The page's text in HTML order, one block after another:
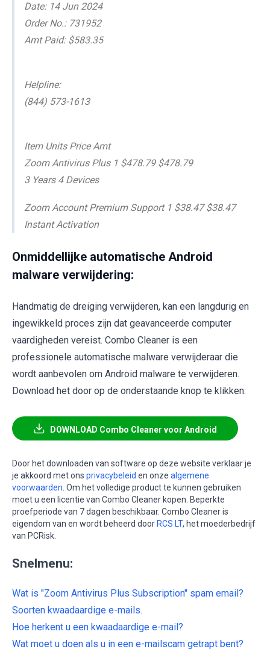
Date: 14 Jun 2024
Order No.: 731952
Amt Paid: $583.35
Helpline:
(844) 573-1613
Item Units Price Amt
Zoom Antivirus Plus 1 $478.79 $478.79
3 Years 4 Devices
Zoom Account Premium Support 1 $38.47 $38.47
Instant Activation
Onmiddellijke automatische Android
malware verwijdering:
Handmatig de dreiging verwijderen, kan een langdurig en
ingewikkeld proces zijn dat geavanceerde computer
vaardigheden vereist. Combo Cleaner is een
professionele automatische malware verwijderaar die
wordt aanbevolen om Android malware te verwijderen.
Download het door op de onderstaande knop te klikken:
DOWNLOAD Combo Cleaner voor Android
Door het downloaden van software op deze website verklaar je
je akkoord met ons privacybeleid en onze algemene
voorwaarden . Om het volledige product te kunnen gebruiken
moet u een licentie van Combo Cleaner kopen. Beperkte
proefperiode van 7 dagen beschikbaar. Combo Cleaner is
eigendom van en wordt beheerd door RCS LT, het moederbedrijf
van PCRisk.
Snelmenu:
Wat is "Zoom Antivirus Plus Subscription" spam email?
Soorten kwaadaardige e-mails.
Hoe herkent u een kwaadaardige e-mail?
Wat moet u doen als u in een e-mailscam getrapt bent?